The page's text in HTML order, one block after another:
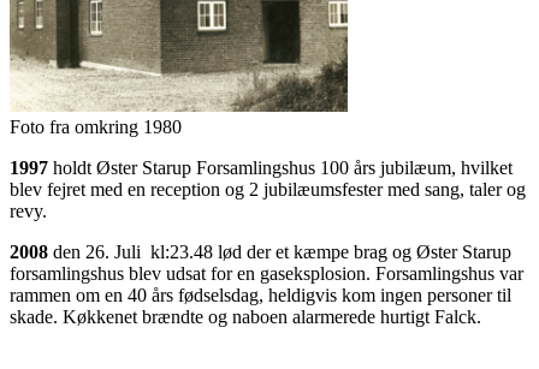
Foto fra omkring 1980
1997 holdt Øster Starup Forsamlingshus 100 års jubilæum, hvilket
blev fejret med en reception og 2 jubilæumsfester med sang, taler og
revy.
2008 den 26. Juli kl:23.48 lød der et kæmpe brag og Øster Starup
forsamlingshus blev udsat for en gaseksplosion. Forsamlingshus var
rammen om en 40 års fødselsdag, heldigvis kom ingen personer til
skade. Køkkenet brændte og naboen alarmerede hurtigt Falck.